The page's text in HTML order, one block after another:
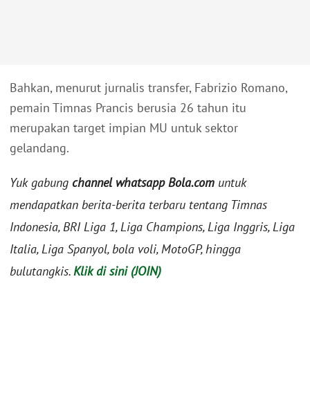
Bahkan, menurut jurnalis transfer, Fabrizio Romano,
pemain Timnas Prancis berusia 26 tahun itu
merupakan target impian MU untuk sektor
gelandang.
Yuk gabung channel whatsapp Bola.com untuk
mendapatkan berita-berita terbaru tentang Timnas
Indonesia, BRI Liga 1, Liga Champions, Liga Inggris, Liga
Italia, Liga Spanyol, bola voli, MotoGP, hingga
bulutangkis.Klik di sini (JOIN)